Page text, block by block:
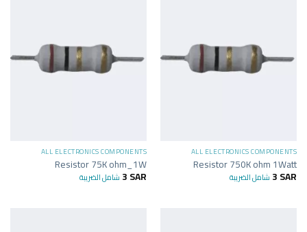
ALL ELECTRONICS COMPONENTS
Resistor 750K ohm 1Watt
3SAR شامل الضريبة
ALL ELECTRONICS COMPONENTS
Resistor 75K ohm_1W
3SAR شامل الضريبة